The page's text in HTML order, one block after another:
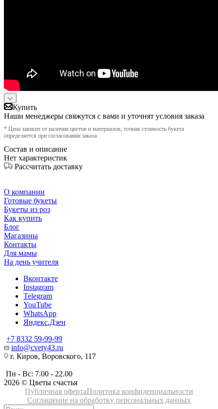
Купить
Наши менеджеры свяжутся с вами и уточнят условия заказа
* Цена зависит от наличия цветов и материалов, точная стоимость букета
определяется при согласовании заказа
Состав и описание
Нет характеристик
Рассчитать доставку
О компании
Готовые букеты
Букеты из роз
Как купить
Блог
Магазины
Контакты
Для мамы
На день учителя
Вконтакте
Instagram
Telegram
YouTube
WhatsApp
Яндекс.Дзен
+7 8332 59-99-99
info@cvety43.ru
г. Киров, Воровского, 117
Пн - Вс: 7.00 - 22.00
2026 © Цветы счастья
Публичная офертаПолитика конфиденциальности
Соглашение на обработку персональных данных